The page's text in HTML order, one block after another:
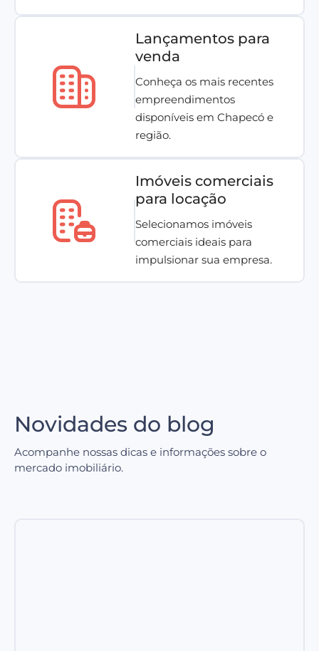
Lançamentos para
venda
Conheça os mais recentes
empreendimentos
disponíveis em Chapecó e
região.
Imóveis comerciais
para locação
Selecionamos imóveis
comerciais ideais para
impulsionar sua empresa.
Novidades do blog
Acompanhe nossas dicas e informações sobre o
mercado imobiliário.